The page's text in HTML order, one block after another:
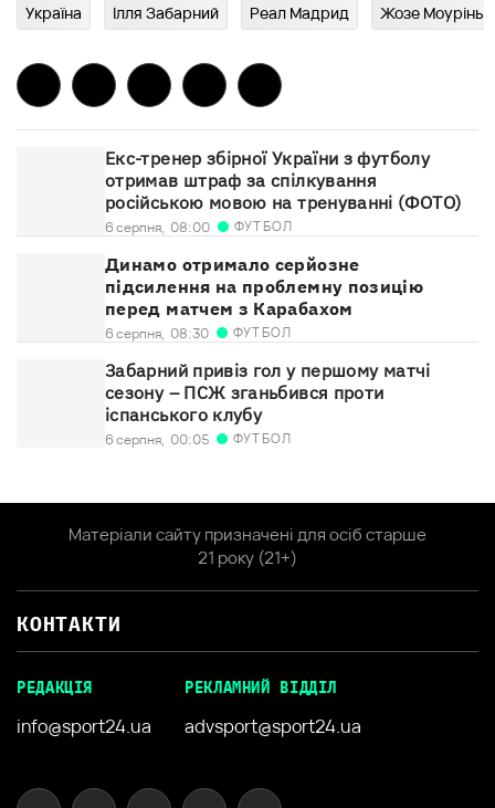
Україна Ілля Забарний Реал Мадрид Жозе
Екс-тренер збірної України з футболу
отримав штраф за спілкування
російською мовою на тренуванні (ФОТО)
6 серпня, 08:00 ФУТБОЛ
Динамо отримало серйозне
підсилення на проблемну позицію
перед матчем з Карабахом
6 серпня, 08:30 ФУТБОЛ
Забарний привіз гол у першому матчі
сезону – ПСЖ зганьбився проти
іспанського клубу
6 серпня, 00:05 ФУТБОЛ
Матеріали сайту призначені для осіб старше
21 року (21+)
КОНТАКТИ
РЕДАКЦІЯ
info@sport24.ua
РЕКЛАМНИЙ ВІДДІЛ
advsport@sport24.ua